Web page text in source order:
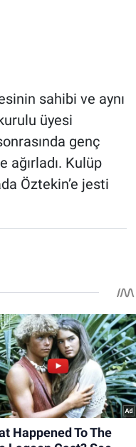
sahibi ve aynı
üyesi
genç
ağırladı. Kulüp
Öztekin’e jesti